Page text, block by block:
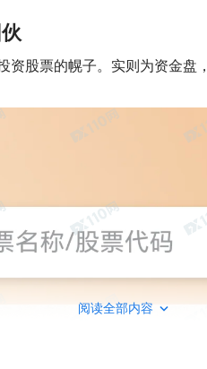
资股票的幌子。实则为资金盘
阅读全部内容